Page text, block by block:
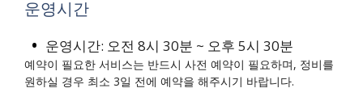
운영시간
운영시간: 오전 8시 30분 ~ 오후 5시 30분
예약이 필요한 서비스는 반드시 사전 예약이 필요하며, 정비를
원하실 경우 최소 3일 전에 예약을 해주시기 바랍니다.